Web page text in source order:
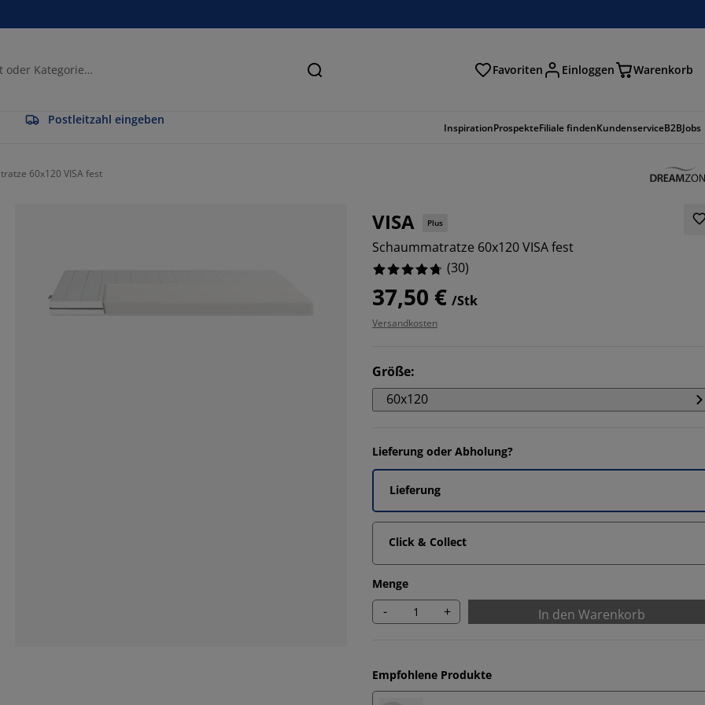
Suchen Favoriten Einloggen Warenkorb
Postleitzahl eingeben
InspirationProspekteFiliale findenKundenserviceB2BJobs
60x120 VISA fest
VISA Plus
Schaummatratze 60x120 VISA fest
(30)
37,50 € /Stk
Versandkosten
Größe:
60x120
Lieferung oder Abholung?
Lieferung
Click & Collect
Menge
- + In den Warenkorb
Empfohlene Produkte
86.66666666666667%
3.3333333333333335%
3.3333333333333335%
3.3333333333333335%